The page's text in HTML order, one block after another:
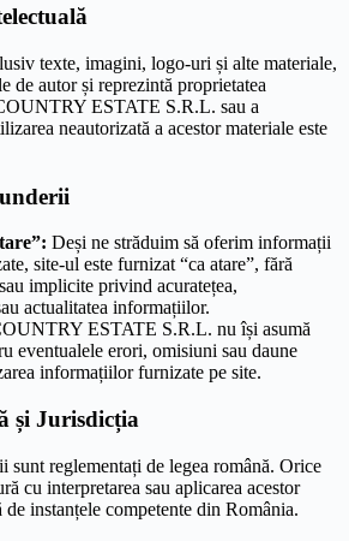
texte, imagini, logo-uri și alte materiale,
de autor și reprezintă proprietatea
ESTATE S.R.L. sau a
neautorizată a acestor materiale este
Deși ne străduim să oferim informații
site-ul este furnizat “ca atare”, fără
implicite privind acuratețea,
actualitatea informațiilor.
ESTATE S.R.L. nu își asumă
eventualele erori, omisiuni sau daune
informațiilor furnizate pe site.
și Jurisdicția
sunt reglementați de legea română. Orice
cu interpretarea sau aplicarea acestor
instanțele competente din România.